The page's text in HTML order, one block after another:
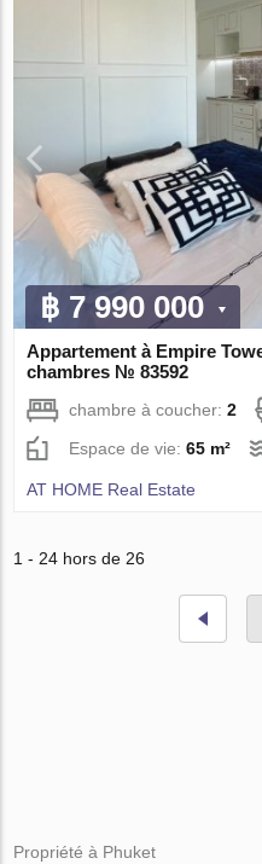
฿ 7 990 000
Appartement à Empire
chambres № 83592
chambre à coucher:2
Espace de vie:65 m²
AT HOME Real Estate
1 - 24 hors de 26
Propriété à Phuket